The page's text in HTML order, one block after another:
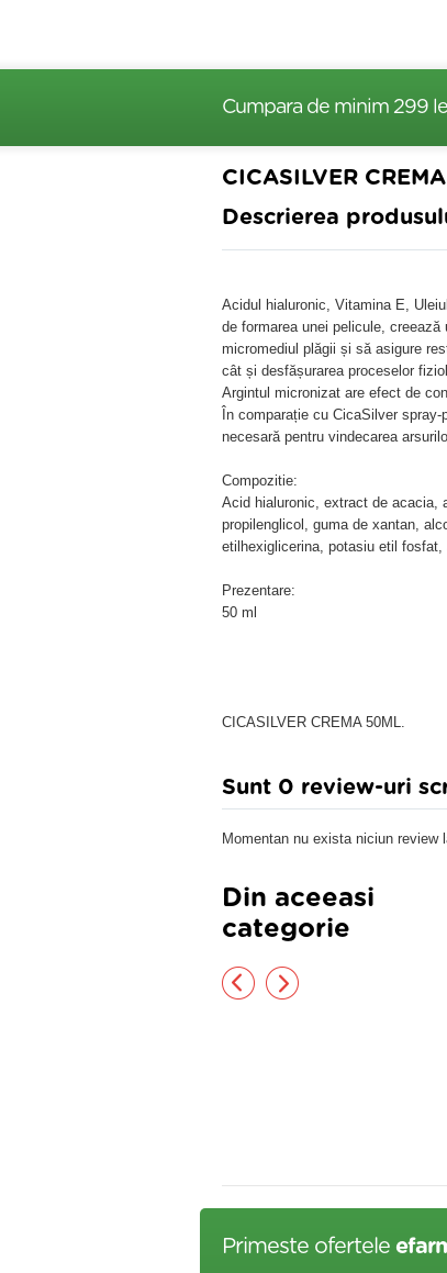
Cumpara de minim 299
CICASILVER
Descrierea
Acidul hialuronic, Vitamina E,
de formarea unei pelicule,
micromediul plăgii și să asigure
cât și desfășurarea proceselor
Argintul micronizat are efect de
În comparație cu CicaSilver
necesară pentru vindecarea
Compozitie:
Acid hialuronic, extract de acacia,
propilenglicol, guma de xantan,
etilhexiglicerina, potasiu etil
Prezentare:
50 ml
CICASILVER CREMA 50ML.
Sunt 0 review-uri
Momentan nu exista niciun review
Din aceeasi
categorie
Primeste ofertele